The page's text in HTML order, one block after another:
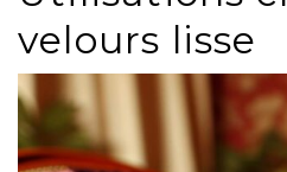
velours lisse